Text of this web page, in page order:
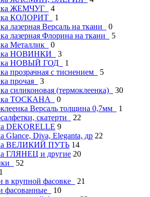
ЖЕМЧУГ
4
КОЛОРИТ
1
лазерная Версаль на ткани
0
лазерная Флорина на ткани
5
Металлик
0
НОВИНКИ
3
НОВЫЙ ГОД
1
прозрачная с тиснением
5
прочая
3
силиконовая (термоклеенка)
30
ТОСКАНА
0
Версаль толщина 0,7мм
1
скатерти
22
DEKORELLE 9
Glance, Diva, Eleganta, др 22
ВЕЛИКИЙ ПУТЬ 14
ГЛЯНЕЦ и другие 20
52
в крупной фасовке
21
фасованные
10